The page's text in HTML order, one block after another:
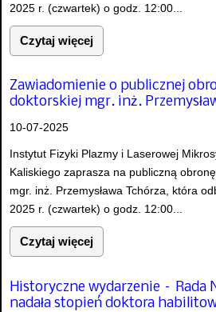
2025 r. (czwartek) o godz. 12:00...
Czytaj więcej
Zawiadomienie o publicznej
doktorskiej mgr. inż.
10-07-2025
Instytut Fizyki Plazmy i Laserowej
Kaliskiego zaprasza na publiczną
mgr. inż. Przemysława Tchórza, która
2025 r. (czwartek) o godz. 12:00...
Czytaj więcej
Historyczne wydarzenie – Rada
nadała stopień doktora